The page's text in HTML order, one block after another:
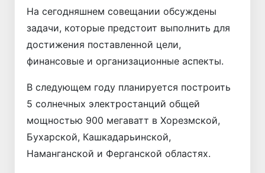
На сегодняшнем совещании обсуждены
задачи, которые предстоит выполнить для
достижения поставленной цели,
финансовые и организационные аспекты.
В следующем году планируется построить
5 солнечных электростанций общей
мощностью 900 мегаватт в Хорезмской,
Бухарской, Кашкадарьинской,
Наманганской и Ферганской областях.